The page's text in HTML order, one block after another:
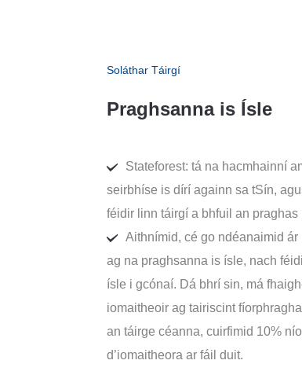
Soláthar Táirgí
Praghsanna is Ísle
Stateforest: tá na hacmhainní
seirbhíse is dírí againn sa tSín,
féidir linn táirgí a bhfuil an
Aithnímid, cé go ndéanaimid
ag na praghsanna is ísle, nach
ísle i gcónaí. Dá bhrí sin, má
iomaitheoir ag tairiscint
an táirge céanna, cuirfimid 10%
d’iomaitheora ar fáil duit.